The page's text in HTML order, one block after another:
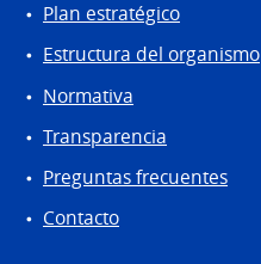
Plan estratégico
Estructura del organismo
Normativa
Transparencia
Preguntas frecuentes
Contacto